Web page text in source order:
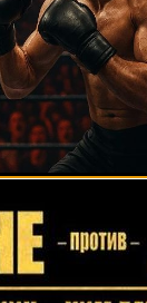
Энтинг Игнасио
Тиаго Мойзес
Айрих